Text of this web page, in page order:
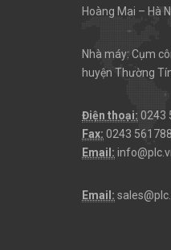
Hoàng Mai – Hà
Nhà máy: Cụm
huyện Thường
Điện thoại: 0243
Fax: 0243 561788
Email:
Email: